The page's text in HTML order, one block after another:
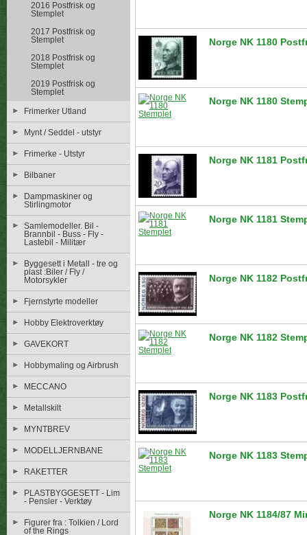
2016 Postfrisk og
Stemplet
2017 Postfrisk og
Stemplet
2018 Postfrisk og
Stemplet
2019 Postfrisk og
Stemplet
Frimerker Utland
Mynt / Seddel - utstyr
Frimerke - Utstyr
Bilbaner
Dampmaskiner og
Stirlingmotor
Samlemodeller. Bil -
Brannbil - Buss - Fly -
Lastebil - Militær
Byggesett i Metall - tre og
plast :Biler / Fly /
Motorsykler
Fjernstyrte modeller
Hobby Elektroverktøy
GAVEKORT
Hobbymaling og Airbrush
MECCANO
Metallskilt
MYNTBREV
MODELLJERNBANE
RAKETTER
PLASTBYGGESETT - Lim
- Pensler - Verktøy
Figurer fra : Tolkien / Lord
of the Rings
Norge NK 1180
Norge NK 1180
Norge NK 1181
Norge NK 1181
Norge NK 1182
Norge NK 1182
Norge NK 1183
Norge NK 1183
Norge NK 1184/87